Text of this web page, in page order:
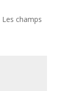
Les champs